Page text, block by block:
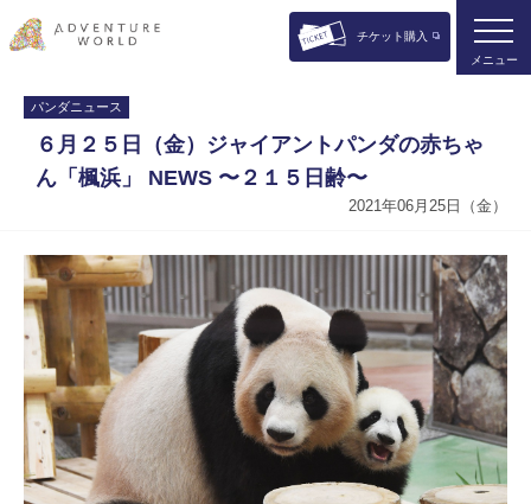
チケット購入
メニュー
パンダニュース
６月２５日（金）ジャイアントパンダの赤ちゃ
ん「楓浜」 NEWS 〜２１５日齢〜
2021年06月25日（金）